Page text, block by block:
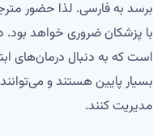
برسد به فارسی. لذا حضور
با پزشکان ضروری خواهد بود.
است که به دنبال درمان‌های
بسیار پایین هستند و
مدیریت کنند.